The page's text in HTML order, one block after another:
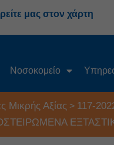
μας στον χάρτη
Νοσοκομείο
Μικρής Αξίας > 117-